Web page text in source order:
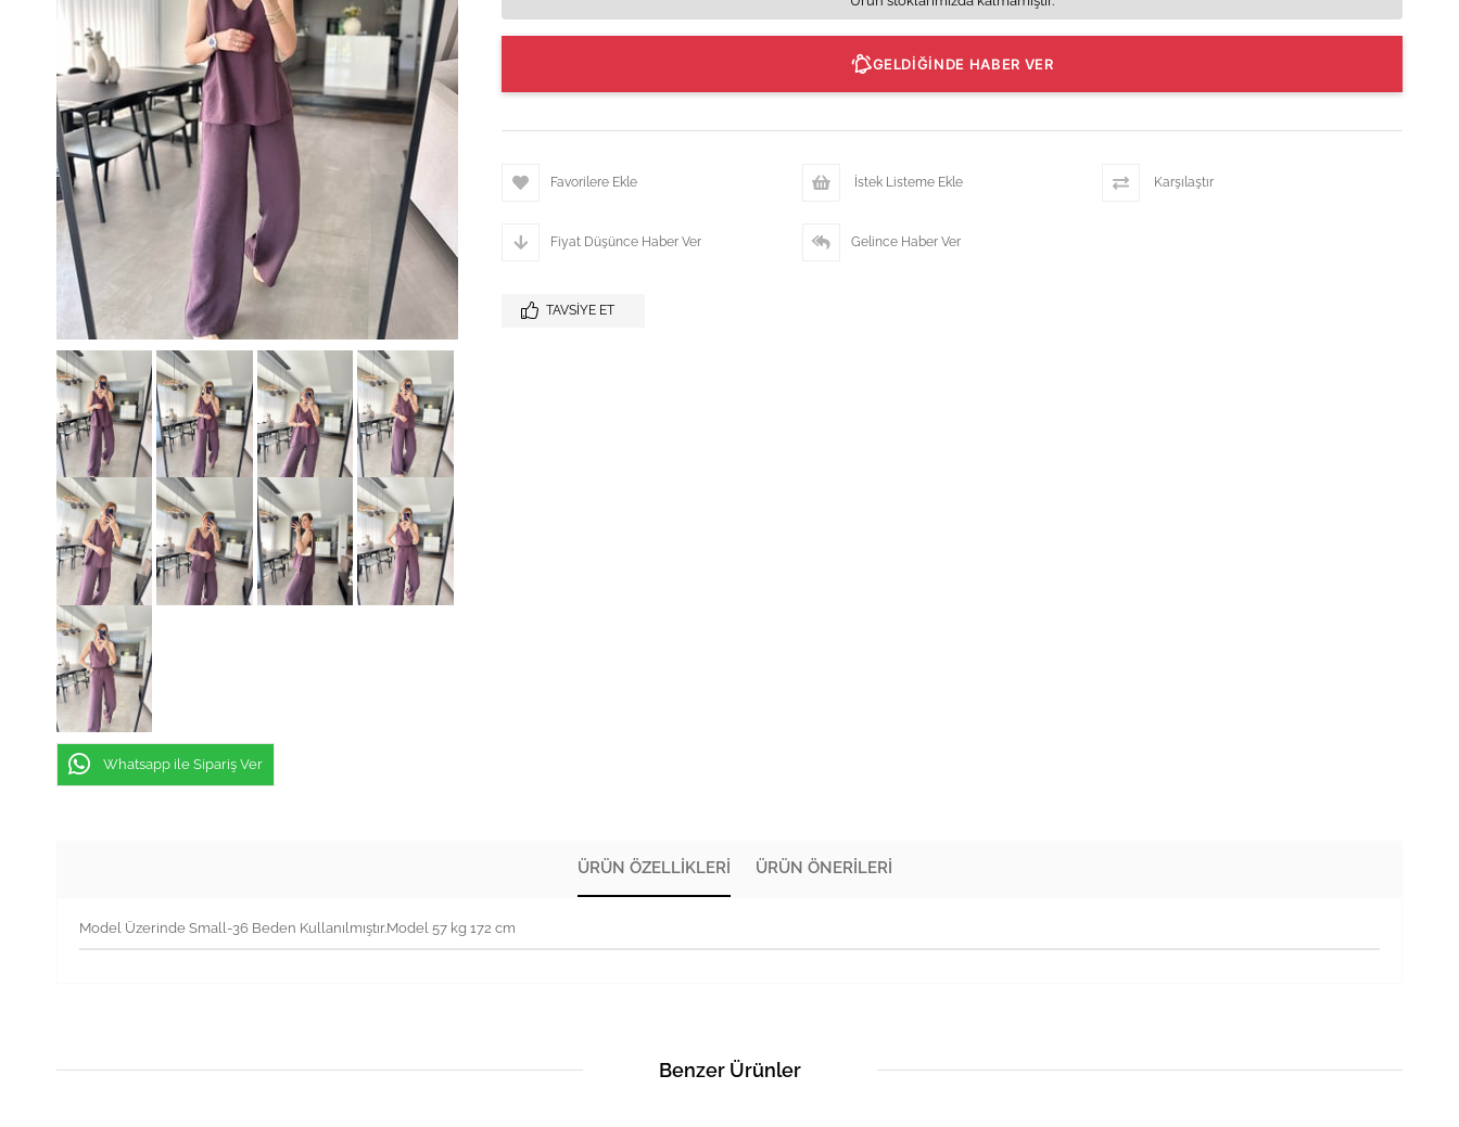
Whatsapp ile Sipariş Ver
GELDİĞİNDE HABER VER
Favorilere Ekle İstek Listeme Ekle Karşılaştır
Fiyat Düşünce Haber Ver Gelince Haber Ver
TAVSIYE ET
ÜRÜN ÖZELLIKLERI ÜRÜN ÖNERILERI
Model Üzerinde Small-36 Beden Kullanılmıştır.Model 57 kg 172 cm
Benzer Ürünler